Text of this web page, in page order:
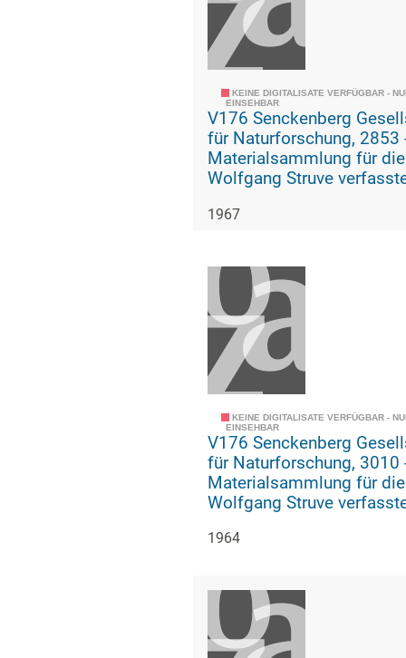
KEINE DIGITALISATE VERFÜGBAR -
EINSEHBAR
V176 Senckenberg
für Naturforschung, 2853 -
Materialsammlung für
Wolfgang Struve
paläozoologischen
1967
KEINE DIGITALISATE VERFÜGBAR -
EINSEHBAR
V176 Senckenberg
für Naturforschung, 3010 -
Materialsammlung für
Wolfgang Struve
paläozoologischen
1964